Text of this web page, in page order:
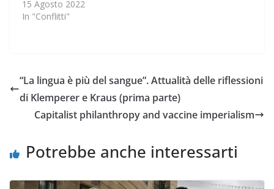
15 Agosto 2022
In "Conflitti"
“La lingua è più del sangue”. Attualità delle riflessioni
di Klemperer e Kraus (prima parte)
Capitalist philanthropy and vaccine imperialism
Potrebbe anche interessarti